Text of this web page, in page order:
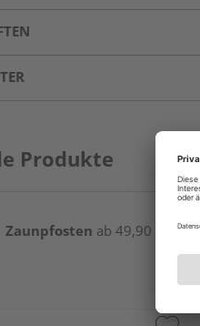
Produkte
Zaunpfosten ab 49,90 € / Stk.